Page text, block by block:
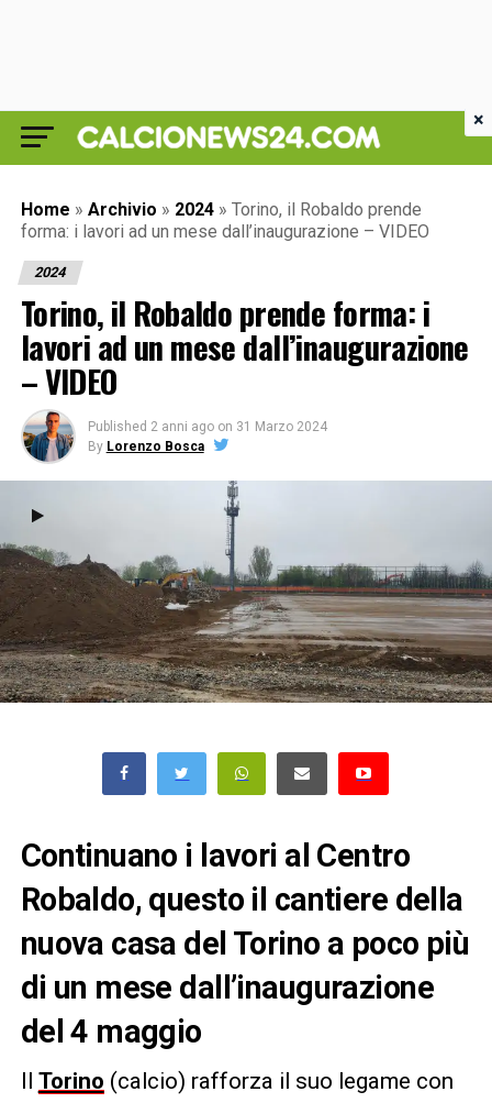
Home » Archivio » 2024 » Torino, il Robaldo prende
forma: i lavori ad un mese dall’inaugurazione – VIDEO
2024
Torino, il Robaldo prende forma: i
lavori ad un mese dall’inaugurazione
– VIDEO
Published 2 anni ago on 31 Marzo 2024
By Lorenzo Bosca
Continuano i lavori al Centro
Robaldo, questo il cantiere della
nuova casa del Torino a poco più
di un mese dall’inaugurazione
del 4 maggio
Il Torino (calcio) rafforza il suo legame con
×